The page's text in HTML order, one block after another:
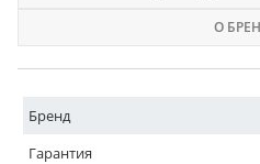
О
Бренд
Гарантия